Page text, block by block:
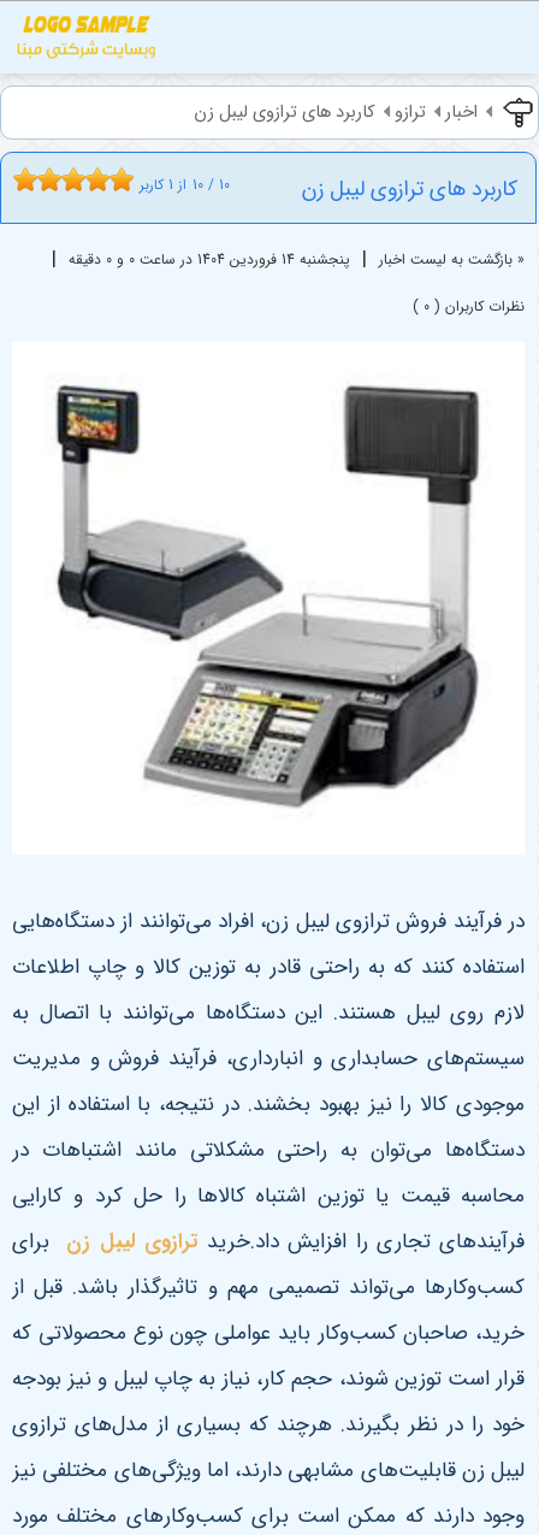
اخبار ترازو کاربرد های ترازوی لیبل زن
کاربرد های ترازوی لیبل زن 10 / 10 از 1 کاربر
« بازگشت به لیست اخبار | پنجشنبه 14 فروردين 1404 در ساعت 0 و 0 دقیقه |
نظرات کاربران ( 0 )
در فرآیند فروش ترازوی لیبل زن، افراد می‌توانند از دستگاه‌هایی
استفاده کنند که به راحتی قادر به توزین کالا و چاپ اطلاعات
لازم روی لیبل هستند. این دستگاه‌ها می‌توانند با اتصال به
سیستم‌های حسابداری و انبارداری، فرآیند فروش و مدیریت
موجودی کالا را نیز بهبود بخشند. در نتیجه، با استفاده از این
دستگاه‌ها می‌توان به راحتی مشکلاتی مانند اشتباهات در
محاسبه قیمت یا توزین اشتباه کالاها را حل کرد و کارایی
فرآیندهای تجاری را افزایش داد.خرید ترازوی لیبل زن برای
کسب‌وکارها می‌تواند تصمیمی مهم و تاثیرگذار باشد. قبل از
خرید، صاحبان کسب‌وکار باید عواملی چون نوع محصولاتی که
قرار است توزین شوند، حجم کار، نیاز به چاپ لیبل و نیز بودجه
خود را در نظر بگیرند. هرچند که بسیاری از مدل‌های ترازوی
لیبل زن قابلیت‌های مشابهی دارند، اما ویژگی‌های مختلفی نیز
وجود دارند که ممکن است برای کسب‌وکارهای مختلف مورد